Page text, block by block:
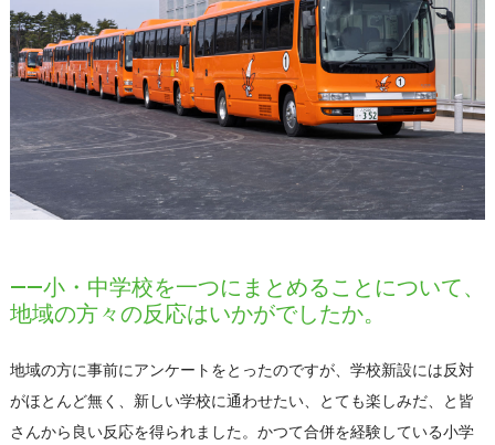
――小・中学校を一つにまとめることについて、
地域の方々の反応はいかがでしたか。
地域の方に事前にアンケートをとったのですが、学校新設には反対
がほとんど無く、新しい学校に通わせたい、とても楽しみだ、と皆
さんから良い反応を得られました。かつて合併を経験している小学